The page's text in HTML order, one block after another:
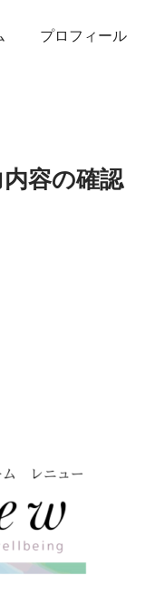
プロフィール
内容の確認